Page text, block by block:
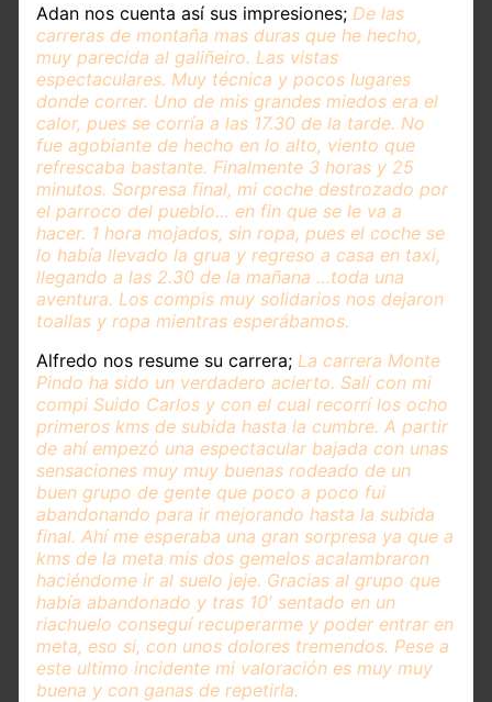
Adan nos cuenta así sus impresiones; De las
carreras de montaña mas duras que he hecho,
muy parecida al galiñeiro. Las vistas
espectaculares. Muy técnica y pocos lugares
donde correr. Uno de mis grandes miedos era el
calor, pues se corría a las 17.30 de la tarde. No
fue agobiante de hecho en lo alto, viento que
refrescaba bastante. Finalmente 3 horas y 25
minutos. Sorpresa final, mi coche destrozado por
el parroco del pueblo… en fin que se le va a
hacer. 1 hora mojados, sin ropa, pues el coche se
lo había llevado la grua y regreso a casa en taxi,
llegando a las 2.30 de la mañana …toda una
aventura. Los compis muy solidarios nos dejaron
toallas y ropa mientras esperábamos.
Alfredo nos resume su carrera; La carrera Monte
Pindo ha sido un verdadero acierto. Salí con mi
compi Suido Carlos y con el cual recorrí los ocho
primeros kms de subida hasta la cumbre. A partir
de ahí empezó una espectacular bajada con unas
sensaciones muy muy buenas rodeado de un
buen grupo de gente que poco a poco fui
abandonando para ir mejorando hasta la subida
final. Ahí me esperaba una gran sorpresa ya que a
kms de la meta mis dos gemelos acalambraron
haciéndome ir al suelo jeje. Gracias al grupo que
había abandonado y tras 10′ sentado en un
riachuelo conseguí recuperarme y poder entrar en
meta, eso si, con unos dolores tremendos. Pese a
este ultimo incidente mi valoración es muy muy
buena y con ganas de repetirla.